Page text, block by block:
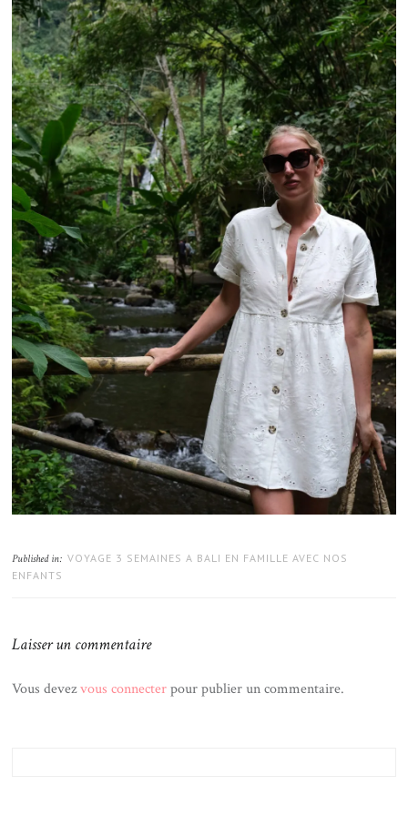
Published in: VOYAGE 3 SEMAINES A BALI EN FAMILLE AVEC NOS
ENFANTS
Laisser un commentaire
Vous devezvous connecterpour publier un commentaire.